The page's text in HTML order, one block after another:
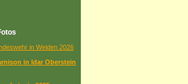
in Weiden 2026
in Idar Oberstein